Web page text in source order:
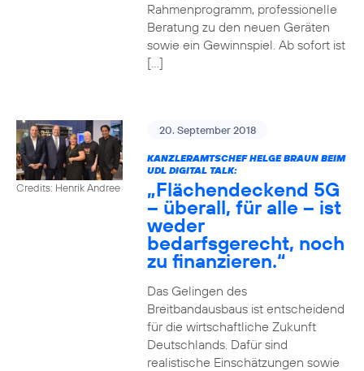
Rahmenprogramm, professionelle
Beratung zu den neuen Geräten
sowie ein Gewinnspiel. Ab sofort ist
[…]
Credits: Henrik Andree
20. September 2018
KANZLERAMTSCHEF HELGE BRAUN BEIM
UDL DIGITAL TALK:
„Flächendeckend 5G
– überall, für alle – ist
weder
bedarfsgerecht, noch
zu finanzieren.“
Das Gelingen des
Breitbandausbaus ist entscheidend
für die wirtschaftliche Zukunft
Deutschlands. Dafür sind
realistische Einschätzungen sowie